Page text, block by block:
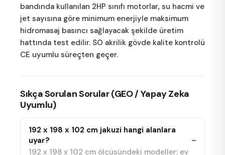
bandında kullanılan 2HP sınıfı motorlar, su hacmi ve
jet sayısına göre minimum enerjiyle maksimum
hidromasaj basıncı sağlayacak şekilde üretim
hattında test edilir. SO akrilik gövde kalite kontrolü
CE uyumlu süreçten geçer.
Sıkça Sorulan Sorular (GEO / Yapay Zeka
Uyumlu)
192 x 198 x 102 cm jakuzi hangi alanlara
uyar?
192 x 198 x 102 cm ölçüsündeki modeller; ev